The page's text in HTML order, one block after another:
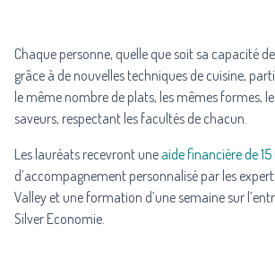
Chaque personne, quelle que soit sa capacité
grâce à de nouvelles techniques de cuisine,
le même nombre de plats, les mêmes formes,
saveurs, respectant les facultés de chacun.
Les lauréats recevront une aide financière de
d’accompagnement personnalisé par les
Valley et une formation d’une semaine sur
Silver Economie.